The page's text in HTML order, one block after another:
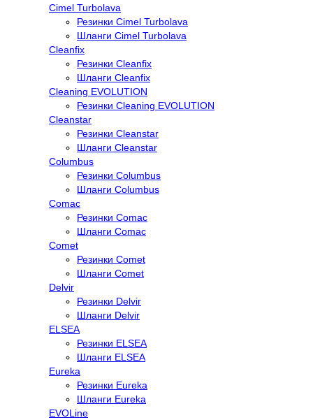
Cimel Turbolava
Резинки Cimel Turbolava
Шланги Cimel Turbolava
Cleanfix
Резинки Cleanfix
Шланги Cleanfix
Cleaning EVOLUTION
Резинки Cleaning EVOLUTION
Cleanstar
Резинки Cleanstar
Шланги Cleanstar
Columbus
Резинки Columbus
Шланги Columbus
Comac
Резинки Comac
Шланги Comac
Comet
Резинки Comet
Шланги Comet
Delvir
Резинки Delvir
Шланги Delvir
ELSEA
Резинки ELSEA
Шланги ELSEA
Eureka
Резинки Eureka
Шланги Eureka
EVOLine